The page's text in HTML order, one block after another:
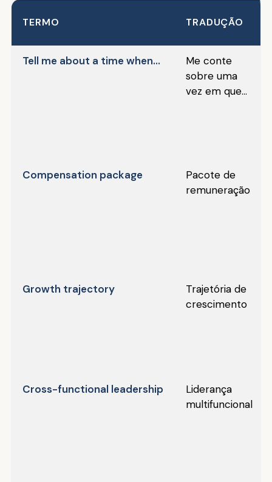
TERMO TRADUÇÃO
Tell me about a time when...
Me conte
sobre uma
vez em que...
Compensation package
Pacote de
remuneração
Growth trajectory
Trajetória de
crescimento
Cross-functional leadership
Liderança
multifuncional